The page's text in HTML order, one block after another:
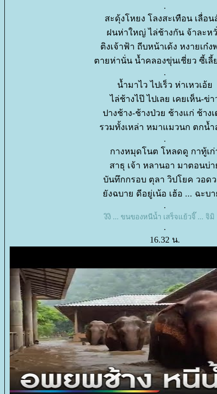
.
สะดุ้งโหยง โลงสะเทือน เลื่อน
ฝนห่าใหญ่ ไล่ช้างกัน จ้าละห
ติงเจ้าฟ้า ถีบหน้าเด้ง หงายเก๋ง
ตายห่านั่น น้ำคลองขุ่นเชี่ยว ซี้เลี้
.
น้ำมาไว ไปเร็ว ห่าเหวเอ้
ไล่ช้างไป๊ ไปเลย เคยเห็น-ข่า
ปางช้าง-ช้างป่วย ช้างแก่ ช้าง
รวมทั้งเหล่า หมาแมวนก ตกน้
.
กางหมุดโนต โหลดดู กาทู้เก่
สาธุ เจ้า หลานอา มาตอนบ่
บันทึกกรอบ ตุลา วิปโยค วอ
งฉบาย ดีอยู่เน้อ เฮ้อ ... ฉะบ
.
งิงิ ... ขนของหนีน้ำ เสร็จแย้วจิ๊ ... จิมิ
.
16.32 น.